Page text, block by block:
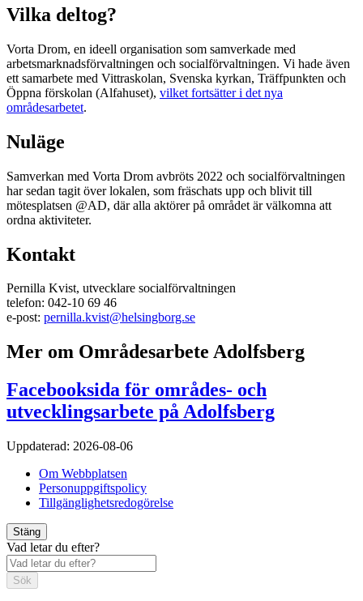
Vilka deltog?
Vorta Drom, en ideell organisation som samverkade med
arbetsmarknadsförvaltningen och socialförvaltningen. Vi hade även
ett samarbete med Vittraskolan, Svenska kyrkan, Träffpunkten och
Öppna förskolan (Alfahuset), vilket fortsätter i det nya
områdesarbetet.
Nuläge
Samverkan med Vorta Drom avbröts 2022 och socialförvaltningen
har sedan tagit över lokalen, som fräschats upp och blivit till
mötesplatsen @AD, där alla aktörer på området är välkomna att
ordna aktiviteter.
Kontakt
Pernilla Kvist, utvecklare socialförvaltningen
telefon: 042-10 69 46
e-post: pernilla.kvist@helsingborg.se
Mer om Områdesarbete Adolfsberg
Facebooksida för områdes- och
utvecklingsarbete på Adolfsberg
Uppdaterad: 2026-08-06
Om Webbplatsen
Personuppgiftspolicy
Tillgänglighetsredogörelse
Stäng
Vad letar du efter?
Sök